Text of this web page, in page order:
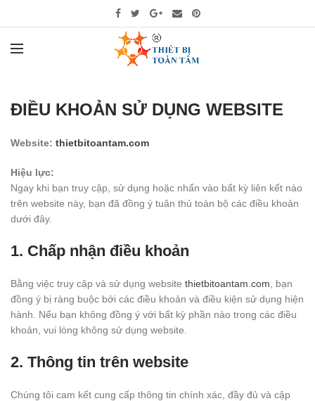
ĐIỀU KHOẢN SỬ DỤNG WEBSITE
Website: thietbitoantam.com
Hiệu lực:
Ngay khi bạn truy cập, sử dụng hoặc nhấn vào bất kỳ liên kết nào
trên website này, bạn đã đồng ý tuân thủ toàn bộ các điều khoản
dưới đây.
1. Chấp nhận điều khoản
Bằng việc truy cập và sử dụng website thietbitoantam.com , bạn
đồng ý bị ràng buộc bởi các điều khoản và điều kiện sử dụng hiện
hành. Nếu bạn không đồng ý với bất kỳ phần nào trong các điều
khoản, vui lòng không sử dụng website.
2. Thông tin trên website
Chúng tôi cam kết cung cấp thông tin chính xác, đầy đủ và cập